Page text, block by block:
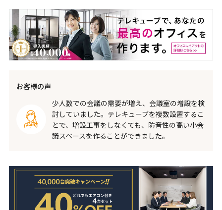
お客様の声
少人数での会議の需要が増え、会議室の増設を検
討していました。テレキューブを複数設置するこ
とで、増設工事をしなくても、防音性の高い小会
議スペースを作ることができました。